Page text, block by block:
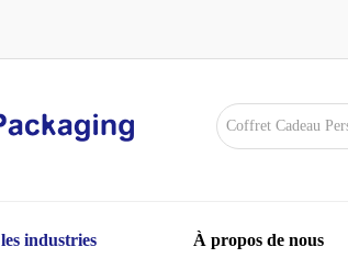
les industries À propos de nous